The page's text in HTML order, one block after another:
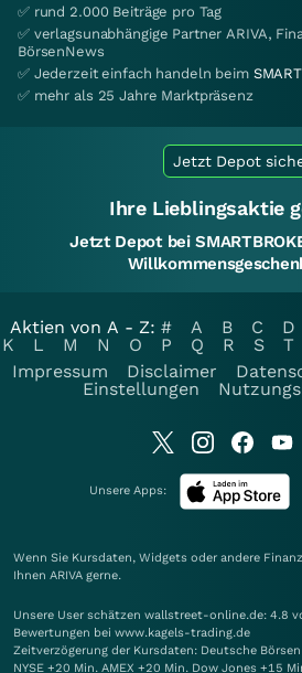
✅ rund 2.000 Beiträge pro Tag
✅ verlagsunabhängige Partner ARIVA,
BörsenNews
✅ Jederzeit einfach handeln beim
✅ mehr als 25 Jahre Marktpräsenz
Jetzt Depot
Ihre Lieblingsaktie
Jetzt Depot bei
Aktien von A - Z: # A B C D
K
L M N O P Q R S T
Impressum
Disclaimer
Einstellungen
Unsere Apps:
Wenn Sie Kursdaten, Widgets oder andere
Ihnen ARIVA gerne.
Unsere User schätzen wallstreet-online.de: 4.8
Bewertungen bei www.kagels-trading.de
Zeitverzögerung der Kursdaten: Deutsche
NYSE +20 Min. AMEX +20 Min. Dow Jones +15